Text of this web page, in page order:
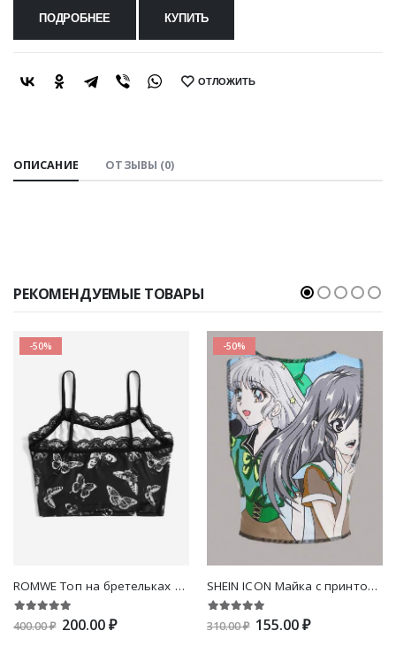
ПОДРОБНЕЕ КУПИТЬ
SHARE: ОТЛОЖИТЬ
ОПИСАНИЕ ОТЗЫВЫ (0)
РЕКОМЕНДУЕМЫЕ ТОВАРЫ
-50%
ROMWE Топ на бретельках с принтом бабочки с кружевной отделкой
400.00 ₽ 200.00 ₽
-50%
SHEIN ICON Майка с принтом фигуры с разрезом со строчкой
310.00 ₽ 155.00 ₽